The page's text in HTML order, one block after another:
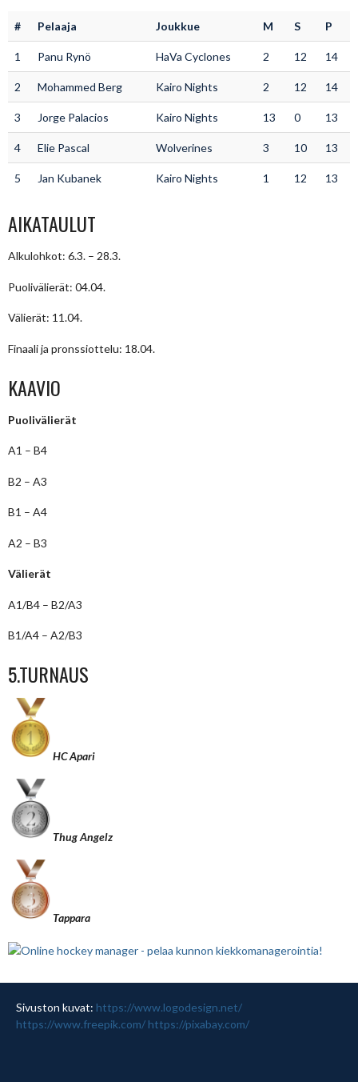
# Pelaaja Joukkue M S P
1 Panu Rynö HaVa Cyclones 2 12 14
2 Mohammed Berg Kairo Nights 2 12 14
3 Jorge Palacios Kairo Nights 13 0 13
4 Elie Pascal Wolverines 3 10 13
5 Jan Kubanek Kairo Nights 1 12 13
AIKATAULUT
Alkulohkot: 6.3. – 28.3.
Puolivälierät: 04.04.
Välierät: 11.04.
Finaali ja pronssiottelu: 18.04.
KAAVIO
Puolivälierät
A1 – B4
B2 – A3
B1 – A4
A2 – B3
Välierät
A1/B4 – B2/A3
B1/A4 – A2/B3
5.TURNAUS
HC Apari
Thug Angelz
Tappara
Sivuston kuvat: https://www.logodesign.net/
https://www.freepik.com/ https://pixabay.com/